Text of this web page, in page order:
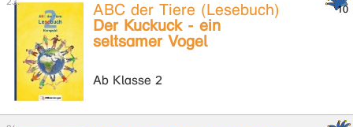
ABC der Tiere (Lesebuch)
Der Kuckuck - ein
seltsamer Vogel
Ab Klasse 2